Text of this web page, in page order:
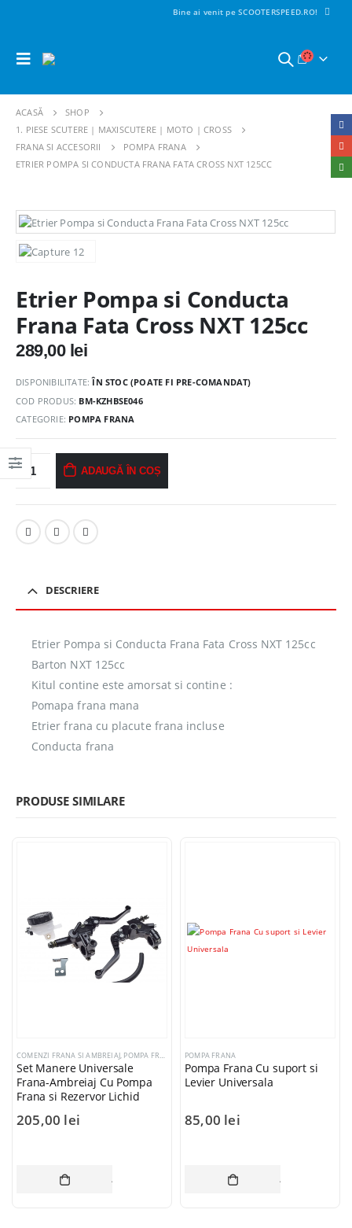
Bine ai venit pe SCOOTERSPEED.RO!
ACASĂ
SHOP
1. PIESE SCUTERE | MAXISCUTERE | MOTO | CROSS
FRANA SI ACCESORII
POMPA FRANA
ETRIER POMPA SI CONDUCTA FRANA FATA CROSS NXT 125CC
Etrier Pompa si Conducta
Frana Fata Cross NXT 125cc
289,00 lei
DISPONIBILITATE:ÎN STOC (POATE FI PRE-COMANDAT)
COD PRODUS: BM-KZHBSE046
CATEGORIE: POMPA FRANA
ADAUGĂ ÎN COȘ
DESCRIERE
Etrier Pompa si Conducta Frana Fata Cross NXT 125cc
Barton NXT 125cc
Kitul contine este amorsat si contine :
Pomapa frana mana
Etrier frana cu placute frana incluse
Conducta frana
PRODUSE SIMILARE
COMENZI FRANA SI AMBREIAJ, POMPA FRANA
Set Manere Universale
Frana-Ambreiaj Cu Pompa
Frana si Rezervor Lichid
205,00 lei
ADAUGĂ ÎN COȘ
POMPA FRANA
Pompa Frana Cu suport si
Levier Universala
85,00 lei
ADAUGĂ ÎN COȘ